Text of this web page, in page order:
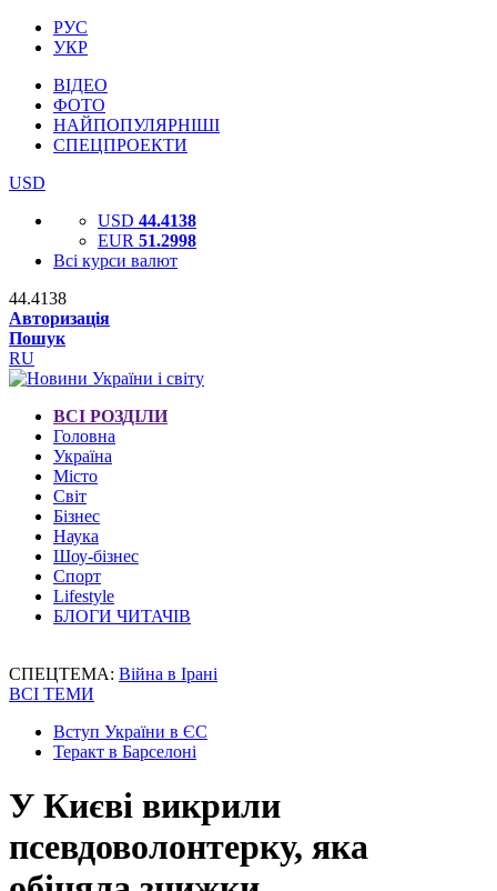
РУС
УКР
ВІДЕО
ФОТО
НАЙПОПУЛЯРНІШІ
СПЕЦПРОЕКТИ
USD
USD 44.4138
EUR 51.2998
Всі курси валют
44.4138
Авторизація
Пошук
RU
ВСІ РОЗДІЛИ
Головна
Україна
Місто
Світ
Бізнес
Наука
Шоу-бізнес
Спорт
Lifestyle
БЛОГИ ЧИТАЧІВ
СПЕЦТЕМА: Війна в Ірані
ВСІ ТЕМИ
Вступ України в ЄС
Теракт в Барселоні
У Києві викрили
псевдоволонтерку, яка